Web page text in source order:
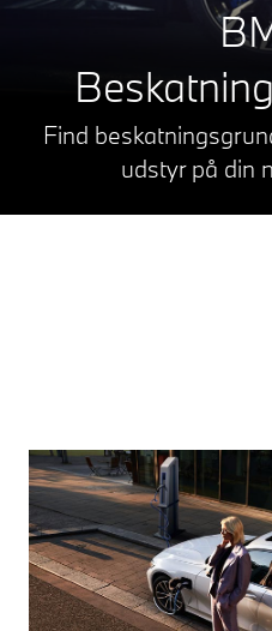
Find
udstyr på din